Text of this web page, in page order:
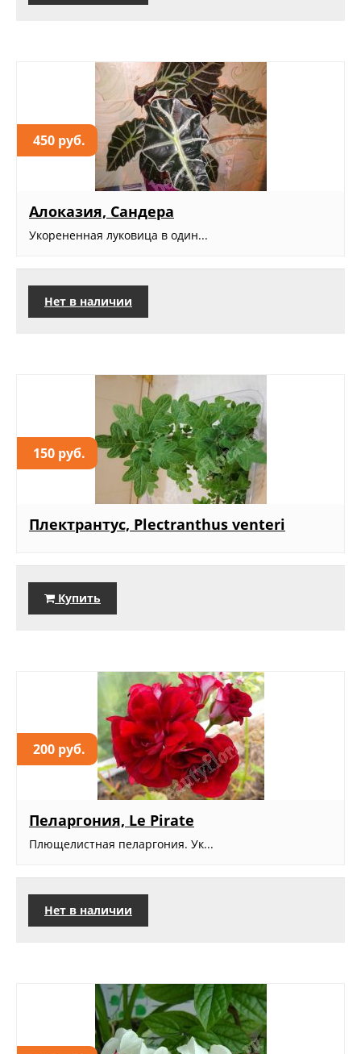
450 руб.
Алоказия, Сандера
Укорененная луковица в один...
Нет в наличии
150 руб.
Плектрантус, Plectranthus venteri
Купить
200 руб.
Пеларгония, Le Pirate
Плющелистная пеларгония. Ук...
Нет в наличии